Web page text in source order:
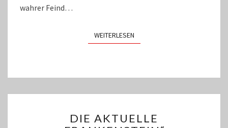
wahrer Feind…
WEITERLESENWEITERLESEN
AKTUELLE
DIE AKTUELLE